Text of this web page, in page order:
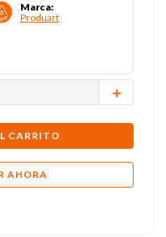
Marca:
Produart
＋
CARRITO
AHORA